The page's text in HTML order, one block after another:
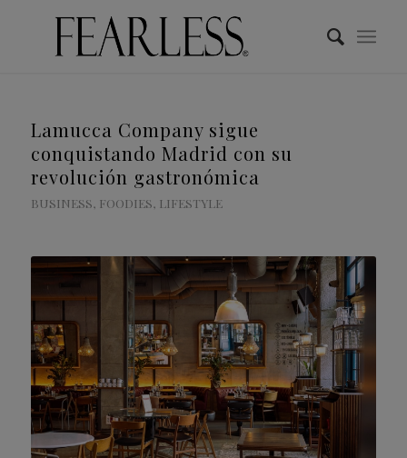
Lamucca Company sigue
conquistando Madrid con su
revolución gastronómica
BUSINESS, FOODIES, LIFESTYLE